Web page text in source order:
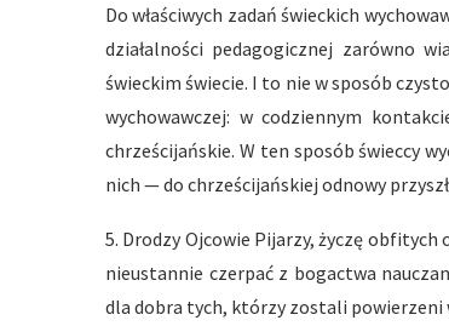
Do właściwych zadań świeckich
działalności pedagogicznej zarówno
świeckim świecie. I to nie w sposób
wychowawczej: w codziennym
chrześcijańskie. W ten sposób świeccy
nich — do chrześcijańskiej odnowy
5. Drodzy Ojcowie Pijarzy, życzę
nieustannie czerpać z bogactwa
dla dobra tych, którzy zostali powierzeni